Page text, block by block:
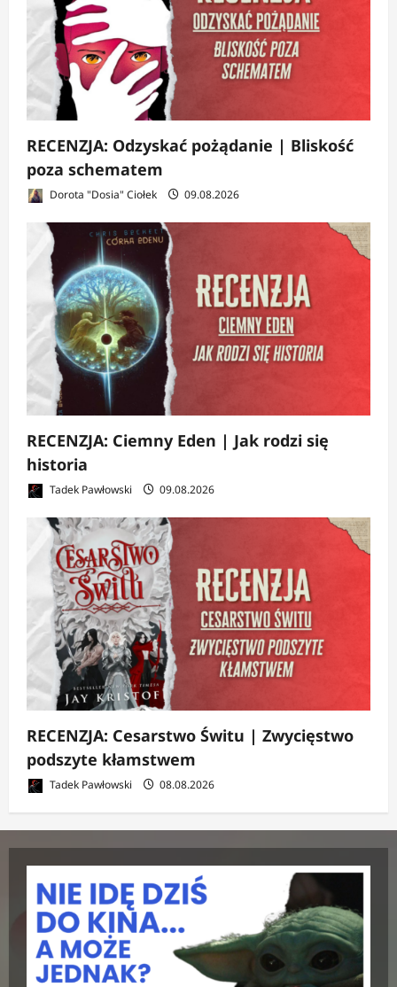
RECENZJA: Odzyskać pożądanie | Bliskość
poza schematem
Dorota "Dosia" Ciołek 09.08.2026
RECENZJA: Ciemny Eden | Jak rodzi się
historia
Tadek Pawłowski 09.08.2026
RECENZJA: Cesarstwo Świtu | Zwycięstwo
podszyte kłamstwem
Tadek Pawłowski 08.08.2026